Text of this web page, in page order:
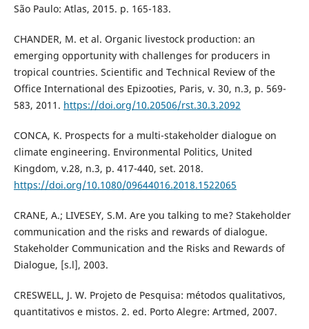
São Paulo: Atlas, 2015. p. 165-183.
CHANDER, M. et al. Organic livestock production: an
emerging opportunity with challenges for producers in
tropical countries. Scientific and Technical Review of the
Office International des Epizooties, Paris, v. 30, n.3, p. 569-
583, 2011. https://doi.org/10.20506/rst.30.3.2092
CONCA, K. Prospects for a multi-stakeholder dialogue on
climate engineering. Environmental Politics, United
Kingdom, v.28, n.3, p. 417-440, set. 2018.
https://doi.org/10.1080/09644016.2018.1522065
CRANE, A.; LIVESEY, S.M. Are you talking to me? Stakeholder
communication and the risks and rewards of dialogue.
Stakeholder Communication and the Risks and Rewards of
Dialogue, [s.l], 2003.
CRESWELL, J. W. Projeto de Pesquisa: métodos qualitativos,
quantitativos e mistos. 2. ed. Porto Alegre: Artmed, 2007.